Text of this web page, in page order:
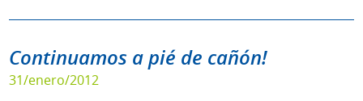
Continuamos a pié de cañón!
31/enero/2012